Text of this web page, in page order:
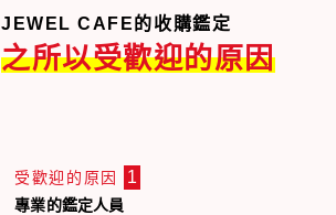
JEWEL CAFE的收購鑑定
之所以受歡迎的原因
受歡迎的原因 1
專業的鑑定人員